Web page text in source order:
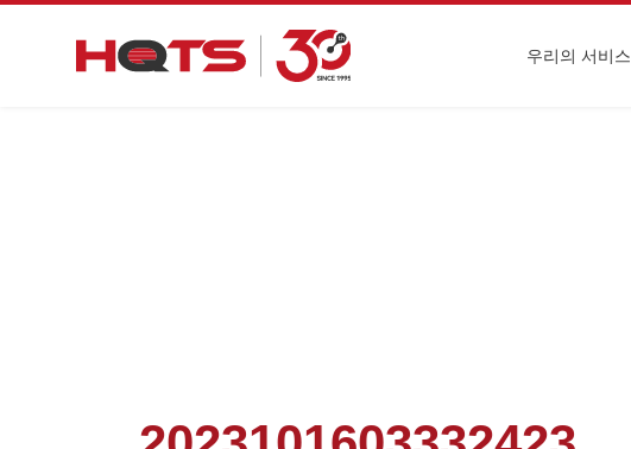
우리의 서비스